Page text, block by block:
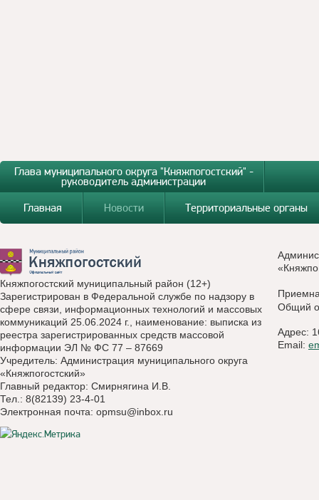
Глава муниципального округа "Княжпогостский" -
руководитель администрации
Главная
Новости Территориальные органы
Княжпогостский муниципальный район (12+)
Зарегистрирован в Федеральной службе по надзору в
сфере связи, информационных технологий и массовых
коммуникаций 25.06.2024 г., наименование: выписка из
реестра зарегистрированных средств массовой
информации ЭЛ № ФС 77 – 87669
Учредитель: Администрация муниципального округа
«Княжпогостский»
Главный редактор: Смирнягина И.В.
Тел.: 8(82139) 23-4-01
Электронная почта: opmsu@inbox.ru
Общий
Адрес:
Email: